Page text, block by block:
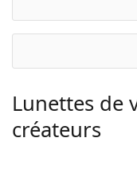
Lunettes de
créateurs